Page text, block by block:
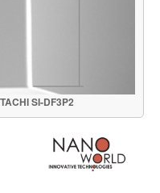
SI-DF3P2